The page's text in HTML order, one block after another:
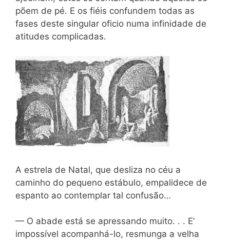
põem de pé. E os fiéis confundem todas as
fases deste singular oficio numa infinidade de
atitudes complicadas.
A estrela de Natal, que desliza no céu a
caminho do pequeno estábulo, empalidece de
espanto ao contemplar tal confusão…
— O abade está se apressando muito. . . E’
impossível acompanhá-lo, resmunga a velha